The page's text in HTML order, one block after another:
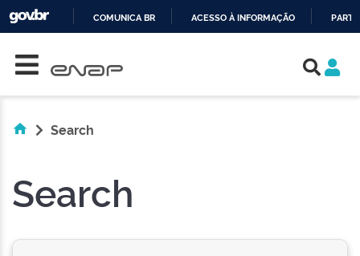
COMUNICA BR ACESSO À INFORMAÇÃO
Search
Search